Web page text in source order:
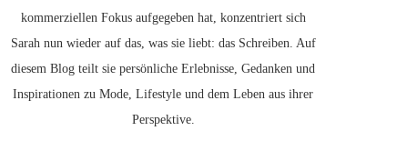
kommerziellen Fokus aufgegeben hat, konzentriert sich
Sarah nun wieder auf das, was sie liebt: das Schreiben. Auf
diesem Blog teilt sie persönliche Erlebnisse, Gedanken und
Inspirationen zu Mode, Lifestyle und dem Leben aus ihrer
Perspektive.